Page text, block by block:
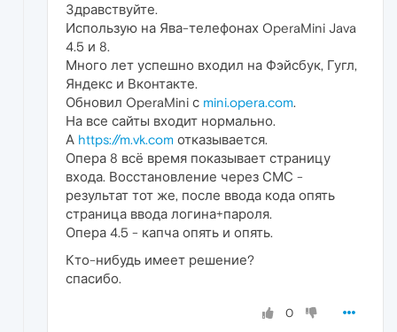
Здравствуйте.
Использую на Ява-телефонах OperaMini Java
4.5 и 8.
Много лет успешно входил на Фэйсбук, Гугл,
Яндекс и Вконтакте.
Обновил OperaMini с mini.opera.com.
На все сайты входит нормально.
А https://m.vk.com отказывается.
Опера 8 всё время показывает страницу
входа. Восстановление через СМС -
результат тот же, после ввода кода опять
страница ввода логина+пароля.
Опера 4.5 - капча опять и опять.
Кто-нибудь имеет решение?
спасибо.
0